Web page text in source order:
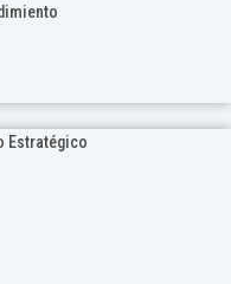
Estratégico